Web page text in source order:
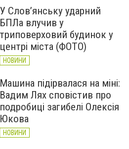
У Слов’янську ударний
БПЛа влучив у
триповерховий будинок у
центрі міста (ФОТО)
НОВИНИ
Машина підірвалася на міні:
Вадим Лях сповістив про
подробиці загибелі Олексія
Юкова
НОВИНИ